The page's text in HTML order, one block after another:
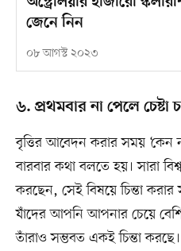
জেনে নিন
০৮ আগস্ট ২০২৩
৬. প্রথমবার না পেলে চেষ্টা
বৃত্তির আবেদন করার সময় ‘কেন
বারবার কথা বলতে হয়। সারা
করছেন, সেই বিষয়ে চিন্তা করার
যাঁদের আপনি আপনার চেয়ে
তাঁরাও সম্ভবত একই চিন্তা